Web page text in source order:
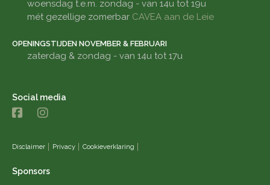
woensdag t.e.m. zondag - van 14u tot 19u
mét gezellige zomerbar CAVEA aan de Leie
OPENINGSTIJDEN NOVEMBER & FEBRUARI
zaterdag & zondag - van 14u tot 17u
Social media
Disclaimer Privacy Cookieverklaring
Sponsors